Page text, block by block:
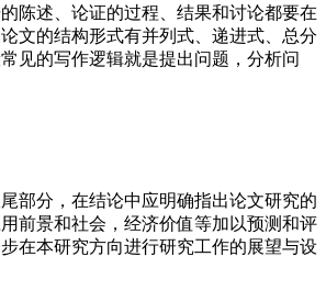
陈述、论证的过程、结果和讨论都要在
文的结构形式有并列式、递进式、总分
见的写作逻辑就是提出问题，分析问
部分，在结论中应明确指出论文研究的
前景和社会，经济价值等加以预测和评
在本研究方向进行研究工作的展望与设